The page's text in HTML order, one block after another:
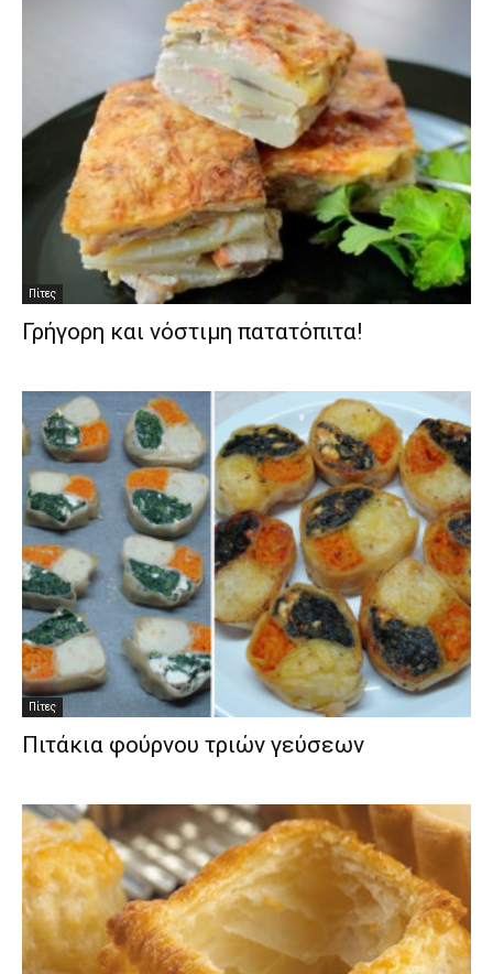
Πίτες
Γρήγορη και νόστιμη πατατόπιτα!
Πίτες
Πιτάκια φούρνου τριών γεύσεων